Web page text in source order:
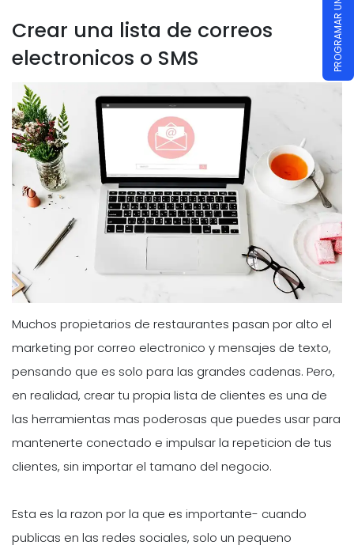
Crear una lista de correos
electronicos o SMS
Muchos propietarios de restaurantes pasan por alto el
marketing por correo electronico y mensajes de texto,
pensando que es solo para las grandes cadenas. Pero,
en realidad, crear tu propia lista de clientes es una de
las herramientas mas poderosas que puedes usar para
mantenerte conectado e impulsar la repeticion de tus
clientes, sin importar el tamano del negocio.
Esta es la razon por la que es importante- cuando
publicas en las redes sociales, solo un pequeno